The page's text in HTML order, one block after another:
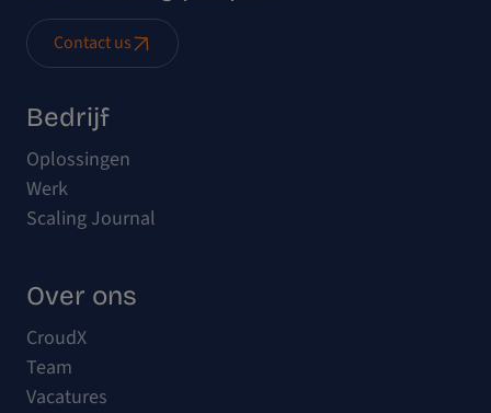
Contact us
Bedrijf
Oplossingen
Werk
Scaling Journal
Over ons
CroudX
Team
Vacatures